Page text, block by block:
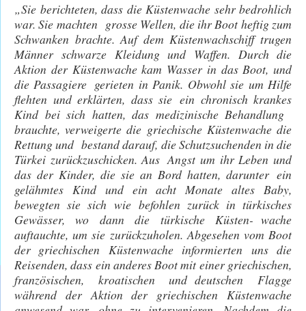
„Sie berichteten, dass die Küstenwache sehr bedrohlich
war. Sie machten grosse Wellen, die ihr Boot heftig zum
Schwanken brachte. Auf dem Küstenwachschiff trugen
Männer schwarze Kleidung und Waffen. Durch die
Aktion der Küstenwache kam Wasser in das Boot, und
die Passagiere gerieten in Panik. Obwohl sie um Hilfe
flehten und erklärten, dass sie ein chronisch krankes
Kind bei sich hatten, das medizinische Behandlung
brauchte, verweigerte die griechische Küstenwache die
Rettung und bestand darauf, die Schutzsuchenden in die
Türkei zurückzuschicken. Aus Angst um ihr Leben und
das der Kinder, die sie an Bord hatten, darunter ein
gelähmtes Kind und ein acht Monate altes Baby,
bewegten sie sich wie befohlen zurück in türkisches
Gewässer, wo dann die türkische Küsten- wache
auftauchte, um sie zurückzuholen. Abgesehen vom Boot
der griechischen Küstenwache informierten uns die
Reisenden, dass ein anderes Boot mit einer griechischen,
französischen, kroatischen und deutschen Flagge
während der Aktion der griechischen Küstenwache